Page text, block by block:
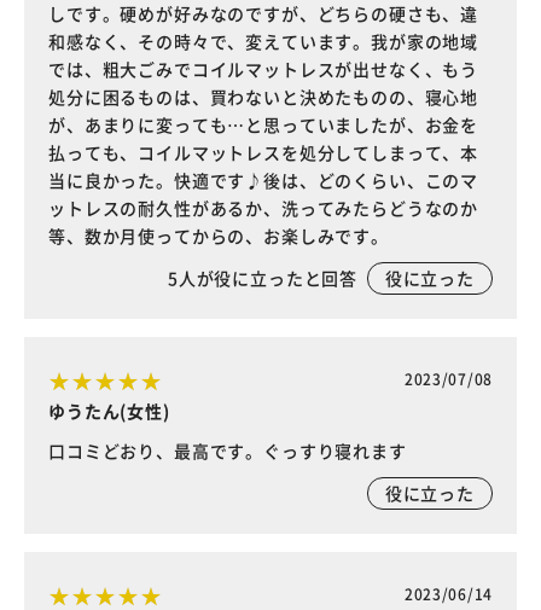
しです。硬めが好みなのですが、どちらの硬さも、違
和感なく、その時々で、変えています。我が家の地域
では、粗大ごみでコイルマットレスが出せなく、もう
処分に困るものは、買わないと決めたものの、寝心地
が、あまりに変っても…と思っていましたが、お金を
払っても、コイルマットレスを処分してしまって、本
当に良かった。快適です♪後は、どのくらい、このマ
ットレスの耐久性があるか、洗ってみたらどうなのか
等、数か月使ってからの、お楽しみです。
5人が役に立ったと回答 役に立った
2023/07/08
ゆうたん(女性)
口コミどおり、最高です。ぐっすり寝れます
役に立った
2023/06/14